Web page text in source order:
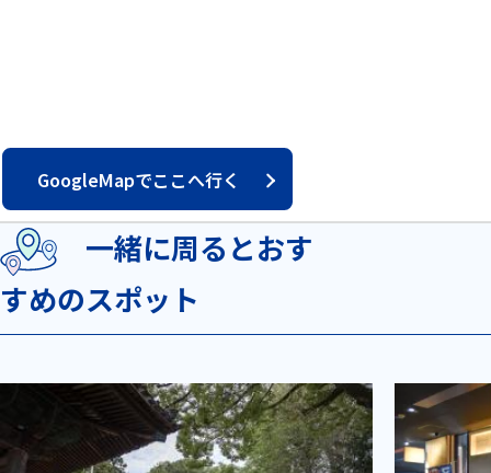
GoogleMapでここへ行く
一緒に周るとおす
すめのスポット